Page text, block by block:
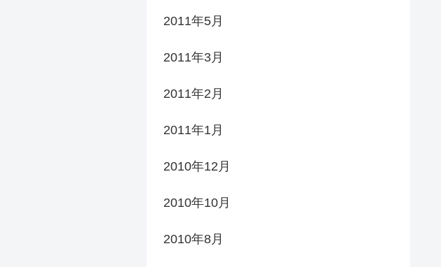
2011年5月
2011年3月
2011年2月
2011年1月
2010年12月
2010年10月
2010年8月